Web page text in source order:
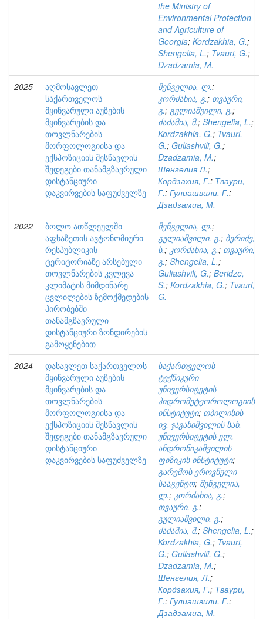
the Ministry of
Environmental Protection
and Agriculture of
Georgia; Kordzakhia, G.;
Shengelia, L.; Tvauri, G.;
Dzadzamia, M.
2025
აღმოსავლეთ
საქართველოს
მყინვარული აუზების
მყინვარების და
თოვლნარების
მორფოლოგიისა და
ექსპოზიციის შესწავლის
შედეგები თანამგზავრული
დისტანციური
დაკვირვების საფუძველზე
შენგელია, ლ.;
კორძახია, გ.; თვაური,
გ.; გულიაშვილი, გ.;
ძაძამია, მ.; Shengelia, L.;
Kordzakhia, G.; Tvauri,
G.; Guliashvili, G.;
Dzadzamia, M.;
Шенгелия Л.;
Кордзахия, Г.; Тваури,
Г.; Гулиашвили, Г.;
Дзадзамиа, М.
2022
ბოლო ათწლეულში
აფხაზეთის ავტონომიური
რესპუბლიკის
ტერიტორიაზე არსებული
თოვლნარების კვლევა
კლიმატის მიმდინარე
ცვლილების ზემოქმედების
პირობებში
თანამგზავრული
დისტანციური ზონდირების
გამოყენებით
შენგელია, ლ.;
გულიაშვილი, გ.; ბერიძე,
ს.; კორძახია, გ.; თვაური,
გ.; Shengelia, L.;
Guliashvili, G.; Beridze,
S.; Kordzakhia, G.; Tvauri,
G.
2024
დასავლეთ საქართველოს
მყინვარული აუზების
მყინვარების და
თოვლნარების
მორფოლოგიისა და
ექსპოზიციის შესწავლის
შედეგები თანამგზავრული
დისტანციური
დაკვირვების საფუძველზე
საქართველოს
ტექნიკური
უნივერსიტეტის
ჰიდრომეტეოროლოგიის
ინსტიტუტი; თბილისის
ივ. ჯავახიშვილის სახ.
უნივერსიტეტის ელ.
ანდრონიკაშვილის
ფიზიკის ინსტიტუტი;
გარემოს ეროვნული
სააგენტო; შენგელია,
ლ.; კორძახია, გ.;
თვაური, გ.;
გულიაშვილი, გ.;
ძაძამია, მ.; Shengelia, L.;
Kordzakhia, G.; Tvauri,
G.; Guliashvili, G.;
Dzadzamia, M.;
Шенгелия, Л.;
Кордзахия, Г.; Тваури,
Г.; Гулиашвили, Г.;
Дзадзамиа, М.